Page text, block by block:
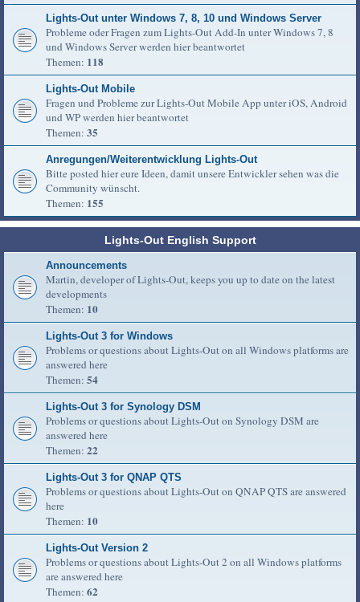
Lights-Out unter Windows 7, 8, 10 und Windows Server
Probleme oder Fragen zum Lights-Out Add-In unter Windows 7, 8
und Windows Server werden hier beantwortet
Themen: 118
Lights-Out Mobile
Fragen und Probleme zur Lights-Out Mobile App unter iOS, Android
und WP werden hier beantwortet
Themen: 35
Anregungen/Weiterentwicklung Lights-Out
Bitte posted hier eure Ideen, damit unsere Entwickler sehen was die
Community wünscht.
Themen: 155
Lights-Out English Support
Announcements
Martin, developer of Lights-Out, keeps you up to date on the latest
developments
Themen: 10
Lights-Out 3 for Windows
Problems or questions about Lights-Out on all Windows platforms are
answered here
Themen: 54
Lights-Out 3 for Synology DSM
Problems or questions about Lights-Out on Synology DSM are
answered here
Themen: 22
Lights-Out 3 for QNAP QTS
Problems or questions about Lights-Out on QNAP QTS are answered
here
Themen: 10
Lights-Out Version 2
Problems or questions about Lights-Out 2 on all Windows platforms
are answered here
Themen: 62